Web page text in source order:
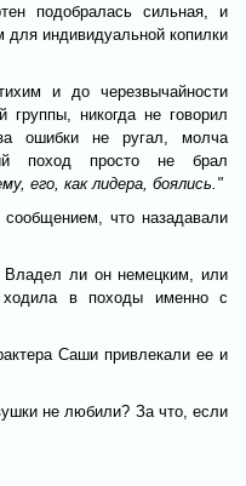
подобралась сильная, и
индивидуальной копилки
и до черезвычайности
группы, никогда не говорил
ошибки не ругал, молча
поход просто не брал
его, как лидера, боялись."
что назадавали
Владел ли он немецким, или
в походы именно с
Саши привлекали ее и
не любили? За что, если